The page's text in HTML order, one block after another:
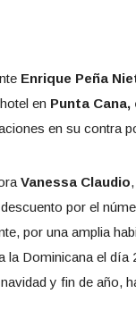
Enrique Peña
en Punta Cana,
en su contra
Vanessa Claudio
por el
por una amplia
la Dominicana el
y fin de año,